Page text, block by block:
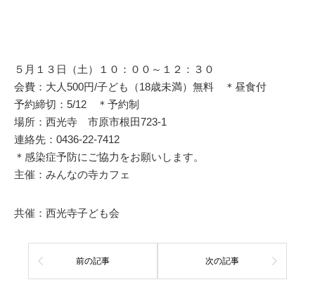
５月１３日（土）１０：００～１２：３０
会費：大人500円/子ども（18歳未満）無料 ＊昼食付
予約締切：5/12 ＊予約制
場所：西光寺 市原市根田723-1
連絡先：0436-22-7412
＊感染症予防にご協力をお願いします。
主催：みんなの寺カフェ
共催：西光寺子ども会
前の記事 次の記事